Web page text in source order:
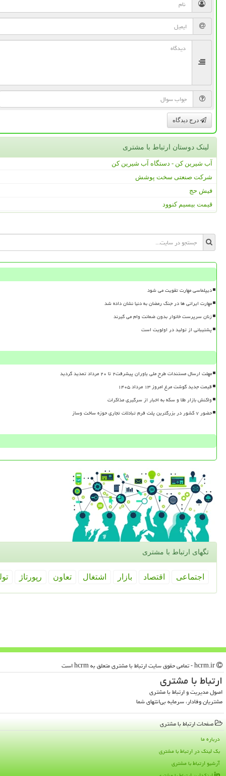
درج دیدگاه
لینک دوستان ارتباط با مشتری
آب شیرین کن - دستگاه آب شیرین کن
شرکت صنعتی سخت پوشش
فیش حج
قیمت بیسیم کنوود
دیپلماسی مهارت تقویت می شود
مهارت ایرانی ها در جنگ رمضان به دنیا نشان داده شد
زنان سرپرست خانوار بدون ضمانت وام می گیرند
پشتیبانی از تولید در اولویت است
مهلت ارسال مستندات طرح ملی یاوران پیشرفت۲ تا ۲۰ مرداد تمدید گردید
قیمت جدید گوشت مرغ امروز ۱۳ مرداد ۱۴۰۵
واکنش بازار طلا و سکه به اخبار از سرگیری مذاکرات
حضور ۷ کشور در بزرگترین پلت فرم تبادلات تجاری حوزه ساخت وساز
تگهای ارتباط با مشتری
اجتماعی اقتصاد بازار اشتغال تعاون رپورتاژ
ارتباط با مشتری
اصول مدیریت و ارتباط با مشتری
مشتریان وفادار، سرمایه بی‌انتهای شما
صفحات ارتباط با مشتری
درباره ما
بک لینک در ارتباط با مشتری
آرشیو ارتباط با مشتری